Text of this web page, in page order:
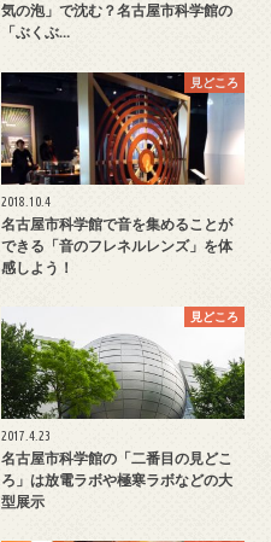
気の泡」で沈む？名古屋市科学館の
「ぶくぶ…
見どころ
2018.10.4
名古屋市科学館で音を集めることが
できる「音のフレネルレンズ」を体
感しよう！
見どころ
2017.4.23
名古屋市科学館の「二番目の見どこ
ろ」は放電ラボや極寒ラボなどの大
型展示